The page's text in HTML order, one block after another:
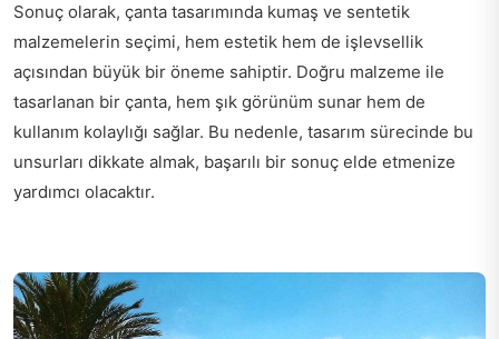
Sonuç olarak, çanta tasarımında kumaş ve sentetik
malzemelerin seçimi, hem estetik hem de işlevsellik
açısından büyük bir öneme sahiptir. Doğru malzeme ile
tasarlanan bir çanta, hem şık görünüm sunar hem de
kullanım kolaylığı sağlar. Bu nedenle, tasarım sürecinde bu
unsurları dikkate almak, başarılı bir sonuç elde etmenize
yardımcı olacaktır.